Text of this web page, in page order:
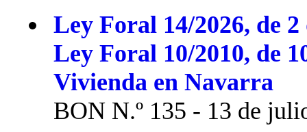
Ley Foral 14/2026, de
Ley Foral 10/2010, de
Vivienda en Navarra
BON N.º 135 - 13 de